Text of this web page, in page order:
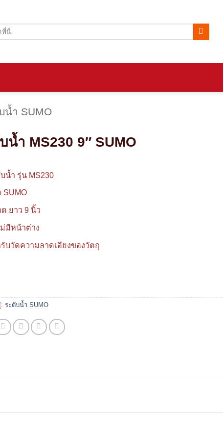
น้ำ SUMO
น้ำ MS230 9″ SUMO
น้ำ รุ่น MS230
SUMO
ยาว 9 นิ้ว
มีหน้าต่าง
บวัดความลาดเอียงของวัตถุ
ระดับน้ำ SUMO